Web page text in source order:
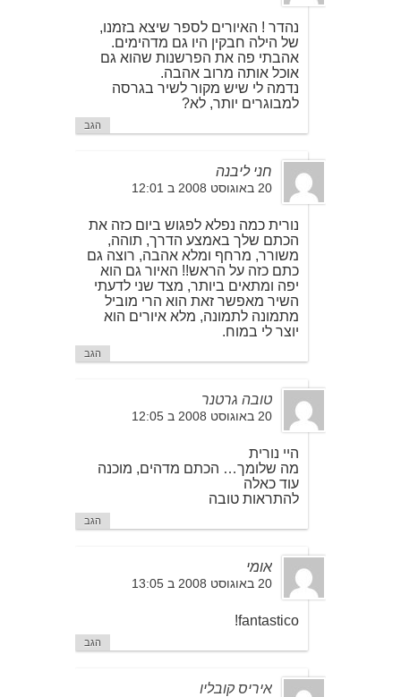
נהדר ! האיורים לספר שיצא בזמנו,
של הילה חבקין היו גם מדהימים.
אהבתי פה את הפרשנות שהוא גם
אוכל אותה מרוב אהבה.
נדמה לי שיש מקור לשיר בגרסה
למבוגרים יותר, לא?
הגב
חני ליבנה
20 באוגוסט 2008 ב 12:01
נורית כמה נפלא לפגוש ביום כזה את
הכתם שלך באמצע הדרך, תוהה,
משורר, מרחף ומלא אהבה, רוצה גם
כתם כזה על הראש!! האיור גם הוא
יפה ומתאים ביותר, מצד שני לדעתי
השיר מאפשר זאת הוא הרי מוביל
מתמונה לתמונה, מלא איורים הוא
יוצר לי במוח.
הגב
טובה גרטנר
20 באוגוסט 2008 ב 12:05
היי נורית
מה שלומך… הכתם מדהים, מוכנה
עוד כאלה
להתראות טובה
הגב
אומי
20 באוגוסט 2008 ב 13:05
fantastico!
הגב
איריס קובליו